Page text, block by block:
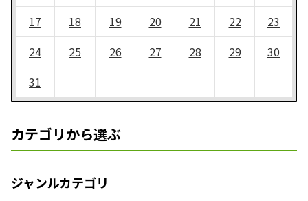
17
18 19 20 21 22
23
24
25 26 27 28 29
30
31
カテゴリから選ぶ
ジャンルカテゴリ